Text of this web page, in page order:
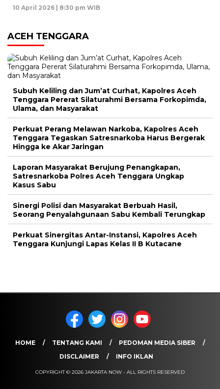
10 April 2026 | 8:30 pm WIB
ACEH TENGGARA
Subuh Keliling dan Jum’at Curhat, Kapolres Aceh
Tenggara Pererat Silaturahmi Bersama Forkopimda,
Ulama, dan Masyarakat
Perkuat Perang Melawan Narkoba, Kapolres Aceh
Tenggara Tegaskan Satresnarkoba Harus Bergerak
Hingga ke Akar Jaringan
Laporan Masyarakat Berujung Penangkapan,
Satresnarkoba Polres Aceh Tenggara Ungkap
Kasus Sabu
Sinergi Polisi dan Masyarakat Berbuah Hasil,
Seorang Penyalahgunaan Sabu Kembali Terungkap
Perkuat Sinergitas Antar-Instansi, Kapolres Aceh
Tenggara Kunjungi Lapas Kelas II B Kutacane
HOME TENTANG KAMI
PEDOMAN MEDIA SIBER
DISCLAIMER
INFO IKLAN
COPYRIGHT © 2026 JAKARTA NOW - ALL RIGHTS RESERVED